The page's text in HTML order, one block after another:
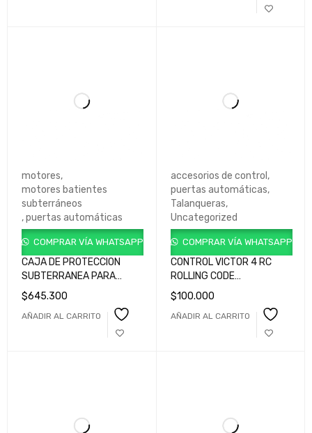
motores,
motores batientes
subterráneos
,puertas automáticas
COMPRAR VÍA WHATSAPP
CAJA DE PROTECCION
SUBTERRANEA PARA
EAGLE MOTOR BATIENTE.
GEE000BXN0B00
$645.300
AÑADIR AL CARRITO
accesorios de control,
puertas automáticas,
Talanqueras,
Uncategorized
COMPRAR VÍA WHATSAPP
CONTROL VICTOR 4 RC
ROLLING CODE
GRIS/ROJO/AZUL/ROJO
cod GQUADHP2L0G00
$100.000
AÑADIR AL CARRITO